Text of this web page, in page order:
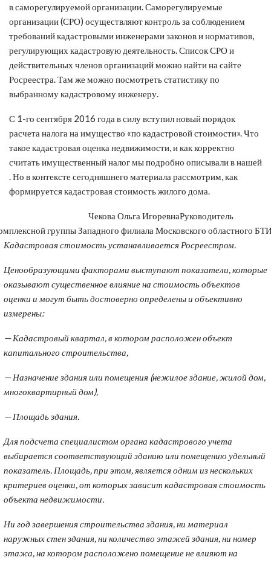
в саморегулируемой организации. Саморегулируемые
организации (СРО) осуществляют контроль за соблюдением
требований кадастровыми инженерами законов и нормативов,
регулирующих кадастровую деятельность. Список СРО и
действительных членов организаций можно найти на сайте
Росреестра. Там же можно посмотреть статистику по
выбранному кадастровому инженеру.
С 1-го сентября 2016 года в силу вступил новый порядок
расчета налога на имущество «по кадастровой стоимости». Что
такое кадастровая оценка недвижимости, и как корректно
считать имущественный налог мы подробно описывали в нашей
. Но в контексте сегодняшнего материала рассмотрим, как
формируется кадастровая стоимость жилого дома.
Чекова Ольга ИгоревнаРуководитель
группы Западного филиала Московского областного
Кадастровая стоимость устанавливается Росреестром.
Ценообразующими факторами выступают показатели, которые
оказывают существенное влияние на стоимость объектов
оценки и могут быть достоверно определены и объективно
измерены:
— Кадастровый квартал, в котором расположен объект
капитального строительства,
—Назначение здания или помещения (нежилое здание, жилой дом,
многоквартирный дом),
— Площадь здания.
Для подсчета специалистом органа кадастрового учета
выбирается соответствующий зданию или помещению удельный
показатель. Площадь, при этом, является одним из нескольких
критериев оценки, от которых зависит кадастровая стоимость
объекта недвижимости.
Ни год завершения строительства здания, ни материал
наружных стен здания, ни количество этажей здания, ни номер
этажа, на котором расположено помещение не влияют на